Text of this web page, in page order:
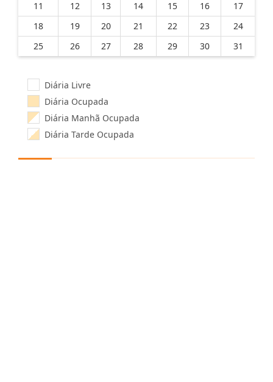
11 12 13 14 15 16
17
18
19 20 21 22 23
24
25
26 27 28 29 30 31
Diária Livre
Diária Ocupada
Diária Manhã Ocupada
Diária Tarde Ocupada